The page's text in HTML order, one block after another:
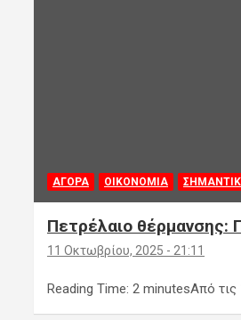
ΑΓΟΡΑ ΟΙΚΟΝΟΜΙΑ
Πετρέλαιο θέρμανσης:
11 Οκτωβρίου, 2025 - 21:11
Reading Time: 2 minutesΑπό τις